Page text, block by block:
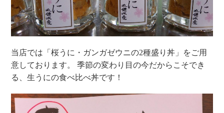
当店では「桜うに・ガンガゼウニの2種盛り丼」をご用
意しております。
季節の変わり目の今だからこそでき
る、生うにの食べ比べ丼です！